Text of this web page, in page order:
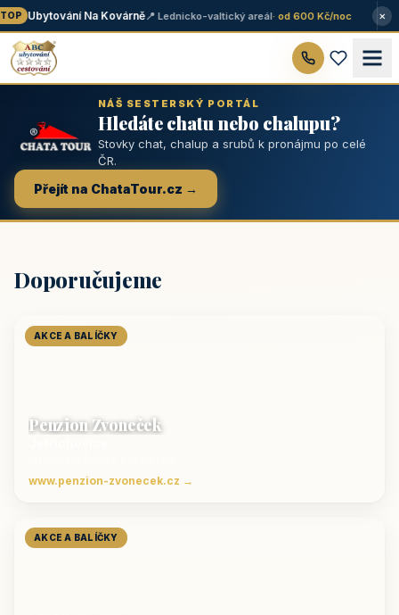
Ubytování Na Kovárně📍 Lednicko-valtický areál· od 600 Kč/noc ×
NÁŠ SESTERSKÝ PORTÁL
Hledáte chatu nebo chalupu?
Stovky chat, chalup a srubů k pronájmu po celé
ČR.
Přejít na ChataTour.cz →
Doporučujeme
AKCE A BALÍČKY
Penzion Zvoneček
www.penzion-zvonecek.cz →
AKCE A BALÍČKY